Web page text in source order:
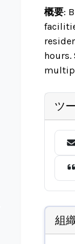
概要:
hours.
ツ
組